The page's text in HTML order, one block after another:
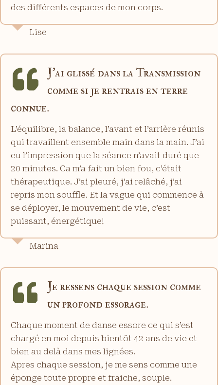
des différents espaces de mon corps.
Lise
J’ai glissé dans la Transmission
comme si je rentrais en terre
connue.
L’équilibre, la balance, l’avant et l’arrière réunis
qui travaillent ensemble main dans la main. J’ai
eu l’impression que la séance n’avait duré que
20 minutes. Ca m’a fait un bien fou, c’était
thérapeutique. J’ai pleuré, j’ai relâché, j’ai
repris mon souffle. Et la vague qui commence à
se déployer, le mouvement de vie, c’est
puissant, énergétique!
Marina
Je ressens chaque session comme
un profond essorage.
Chaque moment de danse essore ce qui s’est
chargé en moi depuis bientôt 42 ans de vie et
bien au delà dans mes lignées.
Apres chaque session, je me sens comme une
éponge toute propre et fraiche, souple.